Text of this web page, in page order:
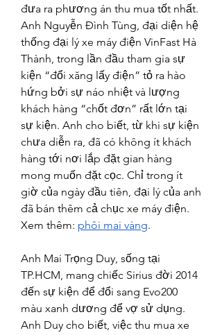
đưa ra phương án thu mua tốt nhất.
Anh Nguyễn Đình Tùng, đại diện hệ
thống đại lý xe máy điện VinFast Hà
Thành, trong lần đầu tham gia sự
kiện “đổi xăng lấy điện” tỏ ra hào
hứng bởi sự náo nhiệt và lượng
khách hàng “chốt đơn” rất lớn tại
sự kiện. Anh cho biết, từ khi sự kiện
chưa diễn ra, đã có không ít khách
hàng tới nơi lắp đặt gian hàng
mong muốn đặt cọc. Chỉ trong ít
giờ của ngày đầu tiên, đại lý của anh
đã bán thêm cả chục xe máy điện.
Xem thêm: phôi mai vàng.
Anh Mai Trọng Duy, sống tại
TP.HCM, mang chiếc Sirius đời 2014
đến sự kiện để đổi sang Evo200
màu xanh dương để vợ sử dụng.
Anh Duy cho biết, việc thu mua xe